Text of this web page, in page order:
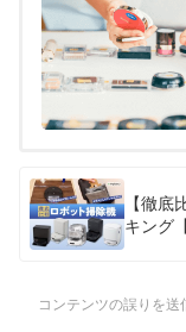
【徹
キング
コンテンツの誤りを送